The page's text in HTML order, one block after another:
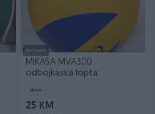
Dostupno
MIKASA MVA300
odbojkaska lopta
Novo
25 KM